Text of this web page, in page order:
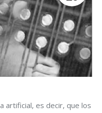
artificial, es decir, que los